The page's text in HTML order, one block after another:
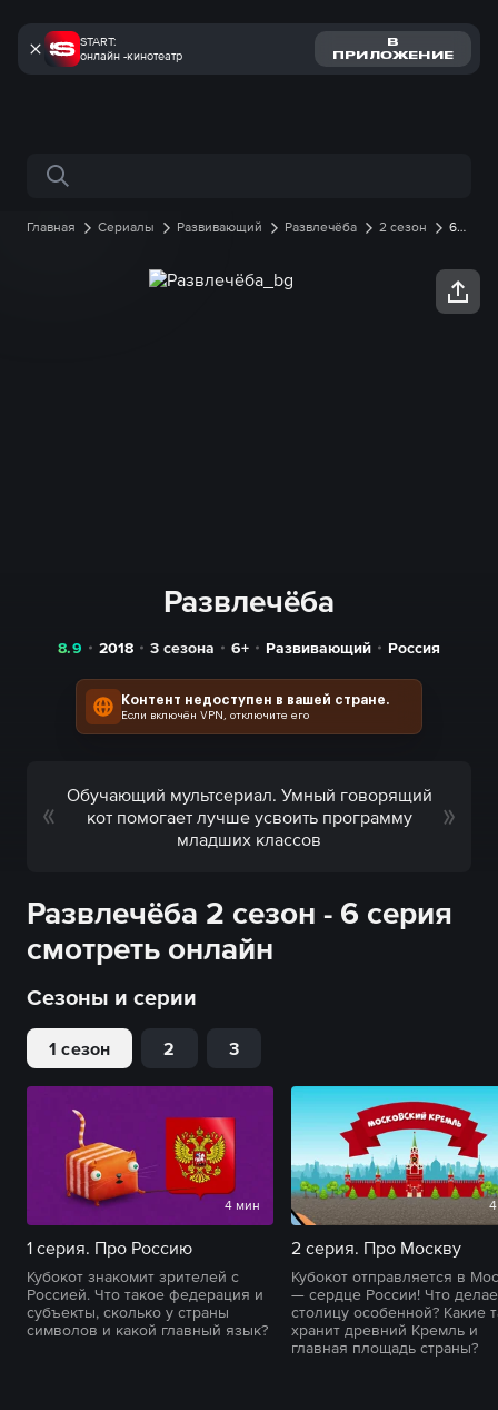
START:
онлайн -кинотеатр
В
ПРИЛОЖЕНИЕ
Поиск по сайту
Главная Сериалы Развивающий Развлечёба 2 сезон
6
Развлечёба
8.9 2018 3 сезона 6+ Развивающий Россия
Контент недоступен в вашей стране.
Если включён VPN, отключите его
Обучающий мультсериал. Умный говорящий
кот помогает лучше усвоить программу
младших классов
Развлечёба 2 сезон - 6 серия
смотреть онлайн
Сезоны и серии
1 сезон 2 3
4 мин
1 серия. Про Россию
Кубокот знакомит зрителей с
Россией. Что такое федерация и
субъекты, сколько у страны
символов и какой главный язык?
2 серия. Про Москву
Кубокот отправляется в
— сердце России! Что
столицу особенной? Какие
хранит древний Кремль и
главная площадь страны?